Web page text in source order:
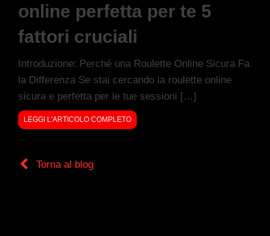
online perfetta per te 5
fattori cruciali
Introduzione: Perché una Roulette Online Sicura Fa
la Differenza Se stai cercando la roulette online
sicura e perfetta per le tue sessioni […]
LEGGI L'ARTICOLO COMPLETO
Torna al blog